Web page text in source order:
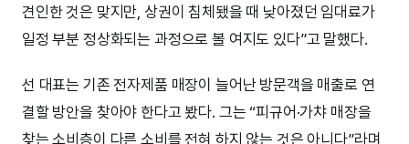
견인한 것은 맞지만, 상권이 침체됐을 때 낮아졌던 임대료가
일정 부분 정상화되는 과정으로 볼 여지도 있다”고 말했다.
선 대표는 기존 전자제품 매장이 늘어난 방문객을 매출로 연
결할 방안을 찾아야 한다고 봤다. 그는 “피규어·가챠 매장을
찾는 소비층이 다른 소비를 전혀 하지 않는 것은 아니다”라며